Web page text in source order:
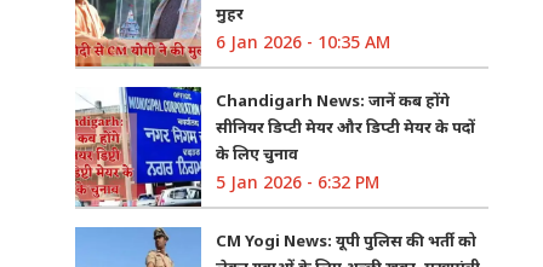
मुहर
6 Jan 2026 - 10:35 AM
Chandigarh News: जानें कब होंगे
सीनियर डिप्टी मेयर और डिप्टी मेयर के पदों
के लिए चुनाव
5 Jan 2026 - 6:32 PM
CM Yogi News: यूपी पुलिस की भर्ती को